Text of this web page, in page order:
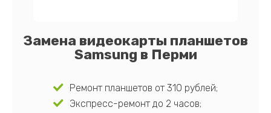
Замена видеокарты планшетов
Samsung в Перми
Ремонт планшетов от 310 рублей;
Экспресс-ремонт до 2 часов;